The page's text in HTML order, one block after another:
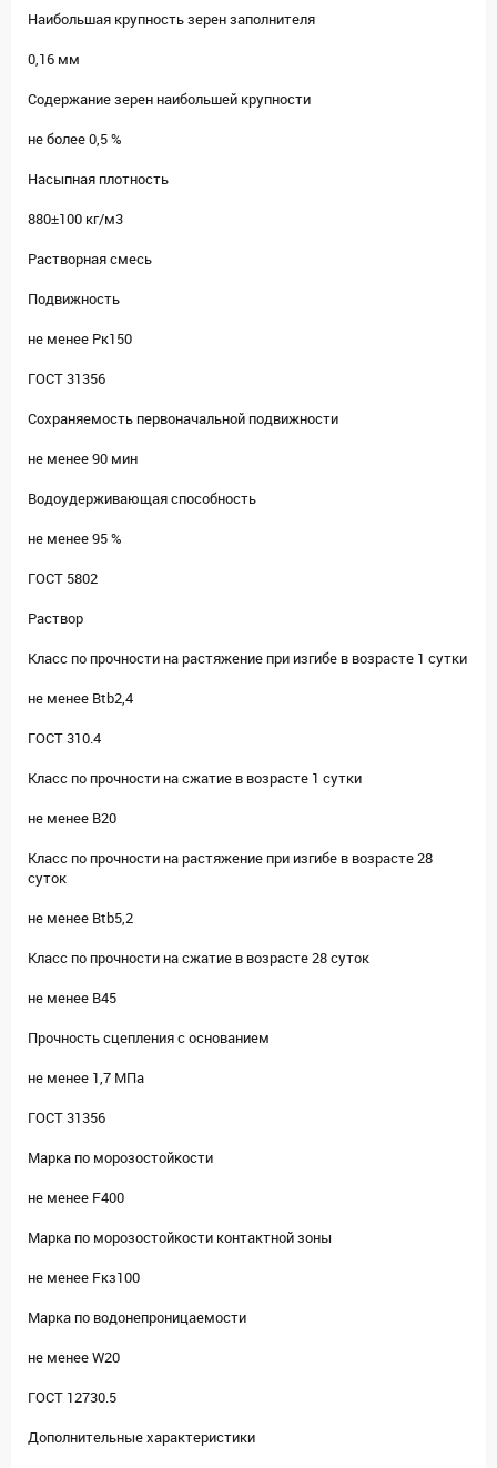
Наибольшая крупность зерен заполнителя
0,16 мм
Содержание зерен наибольшей крупности
не более 0,5 %
Насыпная плотность
880±100 кг/м3
Растворная смесь
Подвижность
не менее Рк150
ГОСТ 31356
Сохраняемость первоначальной подвижности
не менее 90 мин
Водоудерживающая способность
не менее 95 %
ГОСТ 5802
Раствор
Класс по прочности на растяжение при изгибе в возрасте 1 сутки
не менее Btb2,4
ГОСТ 310.4
Класс по прочности на сжатие в возрасте 1 сутки
не менее В20
Класс по прочности на растяжение при изгибе в возрасте 28
суток
не менее Btb5,2
Класс по прочности на сжатие в возрасте 28 суток
не менее В45
Прочность сцепления с основанием
не менее 1,7 МПа
ГОСТ 31356
Марка по морозостойкости
не менее F400
Марка по морозостойкости контактной зоны
не менее Fкз100
Марка по водонепроницаемости
не менее W20
ГОСТ 12730.5
Дополнительные характеристики